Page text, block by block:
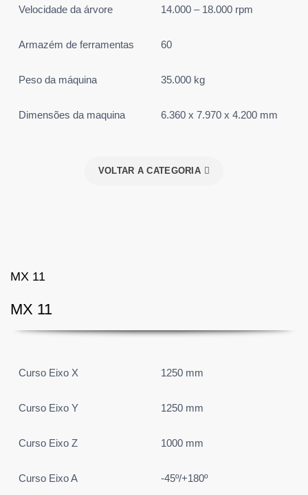
Velocidade da árvore 14.000 – 18.000 rpm
Armazém de ferramentas 60
Peso da máquina 35.000 kg
Dimensões da maquina 6.360 x 7.970 x 4.200 mm
VOLTAR A CATEGORIA
MX 11
MX 11
Curso Eixo X 1250 mm
Curso Eixo Y 1250 mm
Curso Eixo Z 1000 mm
Curso Eixo A -45º/+180º